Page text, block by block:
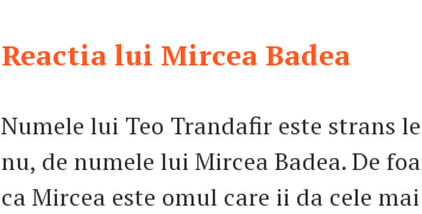
Reactia lui Mircea Badea
Numele lui Teo Trandafir este strans
nu, de numele lui Mircea Badea. De
ca Mircea este omul care ii da cele